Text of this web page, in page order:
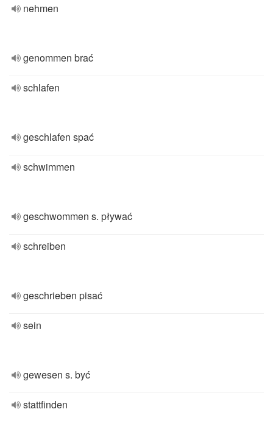
nehmen
genommen brać
schlafen
geschlafen spać
schwimmen
geschwommen s. pływać
schreiben
geschrieben pisać
sein
gewesen s. być
stattfinden